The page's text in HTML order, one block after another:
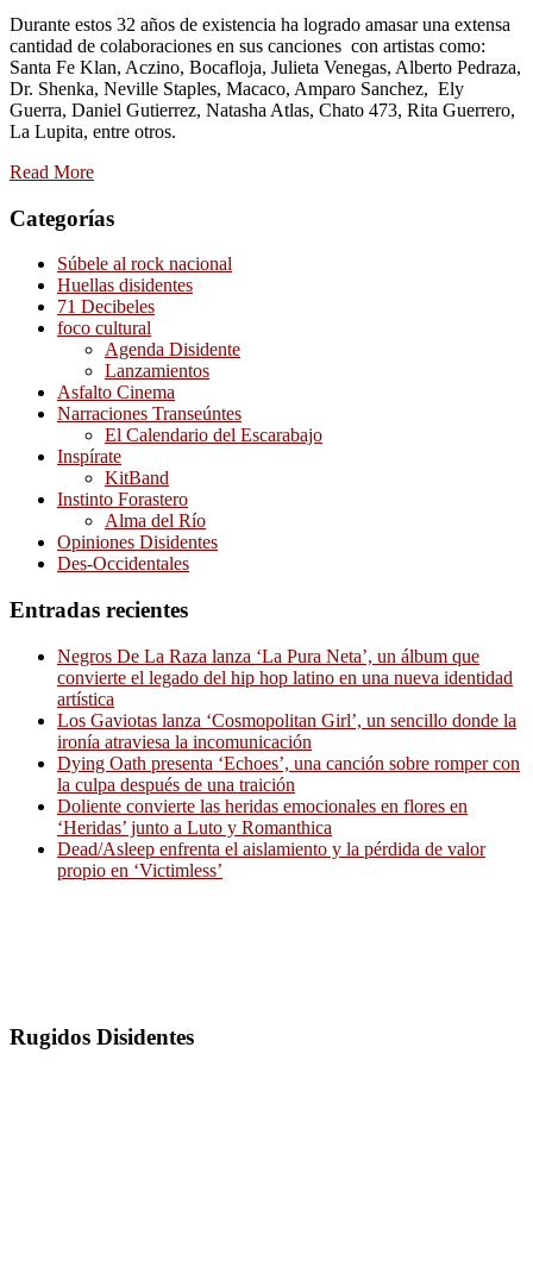
Durante estos 32 años de existencia ha logrado amasar una extensa
cantidad de colaboraciones en sus canciones con artistas como:
Santa Fe Klan, Aczino, Bocafloja, Julieta Venegas, Alberto Pedraza,
Dr. Shenka, Neville Staples, Macaco, Amparo Sanchez, Ely
Guerra, Daniel Gutierrez, Natasha Atlas, Chato 473, Rita Guerrero,
La Lupita, entre otros.
Read More
Categorías
Súbele al rock nacional
Huellas disidentes
71 Decibeles
foco cultural
Agenda Disidente
Lanzamientos
Asfalto Cinema
Narraciones Transeúntes
El Calendario del Escarabajo
Inspírate
KitBand
Instinto Forastero
Alma del Río
Opiniones Disidentes
Des-Occidentales
Entradas recientes
Negros De La Raza lanza ‘La Pura Neta’, un álbum que
convierte el legado del hip hop latino en una nueva identidad
artística
Los Gaviotas lanza ‘Cosmopolitan Girl’, un sencillo donde la
ironía atraviesa la incomunicación
Dying Oath presenta ‘Echoes’, una canción sobre romper con
la culpa después de una traición
Doliente convierte las heridas emocionales en flores en
‘Heridas’ junto a Luto y Romanthica
Dead/Asleep enfrenta el aislamiento y la pérdida de valor
propio en ‘Victimless’
Rugidos Disidentes